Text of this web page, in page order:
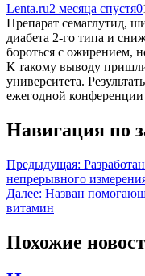
Lenta.ru2 месяца спустя0
Препарат семаглутид,
диабета 2-го типа и
бороться с ожирением,
К такому выводу
университета.
ежегодной
Навигация по
Предыдущая:
непрерывного
Далее: Назван
витамин
Похожие